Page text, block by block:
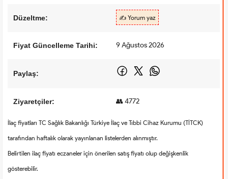
Düzeltme: ✍️ Yorum yaz
Fiyat Güncelleme Tarihi: 9 Ağustos 2026
Paylaş:
Ziyaretçiler: 👥 4772
İlaç fiyatları TC Sağlık Bakanlığı Türkiye İlaç ve Tıbbi Cihaz Kurumu (TİTCK)
tarafından haftalık olarak yayınlanan listelerden alınmıştır.
Belirtilen ilaç fiyatı eczaneler için önerilen satış fiyatı olup değişkenlik
gösterebilir.